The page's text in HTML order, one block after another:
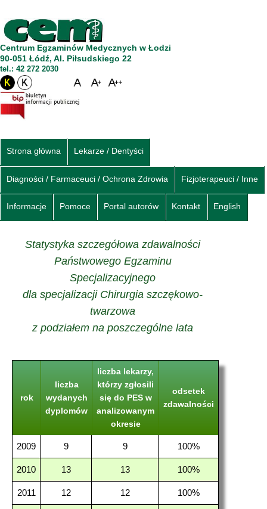
Centrum Egzaminów Medycznych w Łodzi
90-051 Łódź, Al. Piłsudskiego 22
tel.: 42 272 2030
Strona główna Lekarze / Dentyści
Diagności / Farmaceuci / Ochrona Zdrowia Fizjoterapeuci / Inne
Informacje Pomoce Portal autorów Kontakt English
Statystyka szczegółowa zdawalności
Państwowego Egzaminu
Specjalizacyjnego
dla specjalizacji Chirurgia szczękowo-
twarzowa
z podziałem na poszczególne lata
rok
liczba
wydanych
dyplomów
liczba lekarzy,
którzy zgłosili
się do PES w
analizowanym
okresie
odsetek
zdawalności
2009 9 9 100%
2010 13 13 100%
2011 12 12 100%